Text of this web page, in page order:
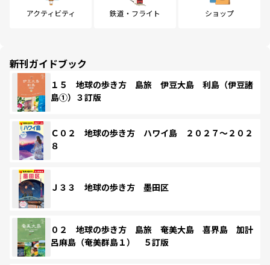
アクティビティ 鉄道・フライト ショップ
新刊ガイドブック
１５ 地球の歩き方 島旅 伊豆大島 利島（伊豆諸
島①）３訂版
Ｃ０２ 地球の歩き方 ハワイ島 ２０２７～２０２
８
Ｊ３３ 地球の歩き方 墨田区
０２ 地球の歩き方 島旅 奄美大島 喜界島 加計
呂麻島（奄美群島１） ５訂版